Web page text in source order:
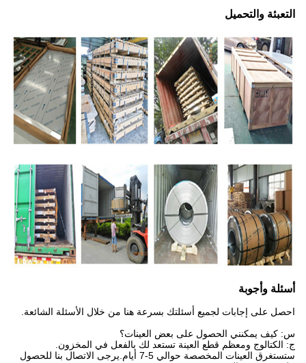
التعبئة والتحميل
أسئلة وأجوبة
احصل على إجابات لجميع أسئلتك بسرعة هنا من خلال الأسئلة الشائعة.
س: كيف يمكنني الحصول على بعض العينات؟
ج: الكتالوج ومعظم قطع العينة تستعد لك بالفعل في المخزون.
ستستغرق العينات المخصصة حوالي 5-7 أيام.يرجى الاتصال بنا للحصول